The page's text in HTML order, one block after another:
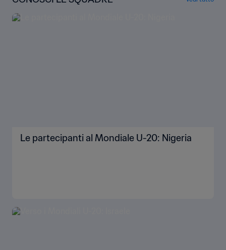
Le partecipanti al Mondiale U-20: Nigeria